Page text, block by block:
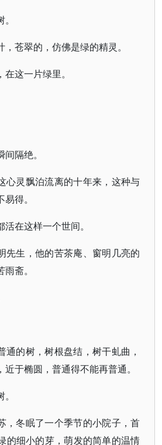
苍翠的，仿佛是绿的精灵。
这一片绿里。
隔绝。
心灵飘泊流离的十年来，这种与
得。
在这样一个世间。
先生，他的苦茶庵、窗明几亮的
斋。
通的树，树根盘结，树干虬曲，
于椭圆，普通得不能再普通。
，冬眠了一个季节的小院子，首
的细小的芽，萌发的简单的温情